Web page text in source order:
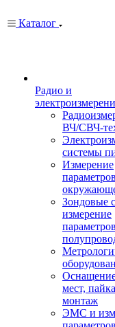
Каталог
Радио и
ВЧ/СВЧ-
системы
Измерение
параметров
Зондовые
измерение
параметров
мест,
монтаж
ЭМС и